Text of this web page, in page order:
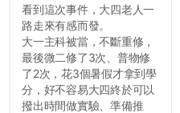
看到這次事件，大四老人一
路走來有感而發。
大一主科被當，不斷重修，
最後微二修了3次、普物修
了2次，花3個暑假才拿到學
分，好不容易大四終於可以
撥出時間做實驗、準備推